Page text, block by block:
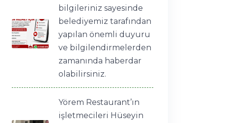
bilgileriniz sayesinde
belediyemiz tarafından
yapılan önemli duyuru
ve bilgilendirmelerden
zamanında haberdar
olabilirsiniz.
Yörem Restaurant’ın
işletmecileri Hüseyin